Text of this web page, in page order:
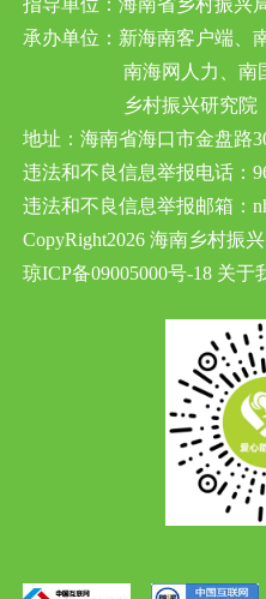
承办单位：新海南客户端、
南海网人力、南
乡村振兴研究院
地址：海南省海口市金盘路
违法和不良信息举报电话：
违法和不良信息举报邮箱：
CopyRight2026 海南乡村振
琼ICP备09005000号-18 关于